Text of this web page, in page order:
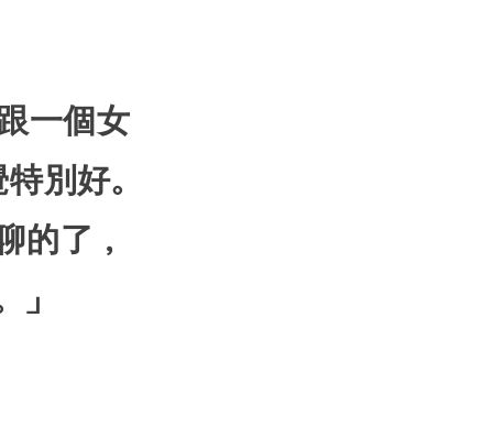
一個女
別好。
的了，